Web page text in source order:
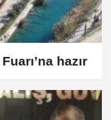
hazır